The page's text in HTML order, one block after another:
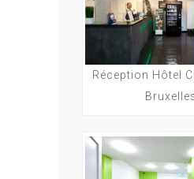
Réception Hôtel